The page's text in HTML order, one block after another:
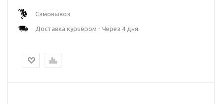
Самовывоз
Доставка курьером - Через 4 дня